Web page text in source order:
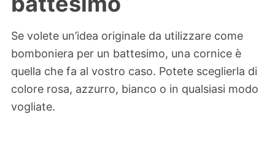
Se volete un’idea originale da utilizzare come
bomboniera per un battesimo, una cornice è
quella che fa al vostro caso. Potete sceglierla di
colore rosa, azzurro, bianco o in qualsiasi modo
vogliate.